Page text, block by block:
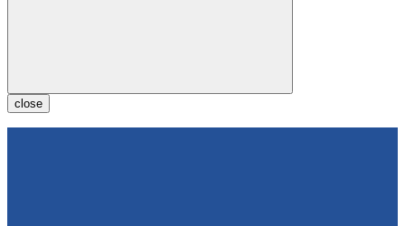
close